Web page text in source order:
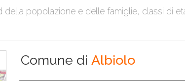
popolazione e delle famiglie, classi di
Comune di Albiolo